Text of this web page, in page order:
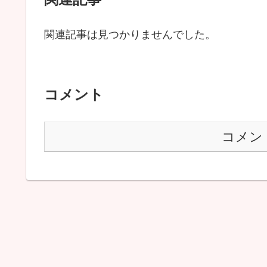
関連記事は見つかりませんでした。
コメント
コメン